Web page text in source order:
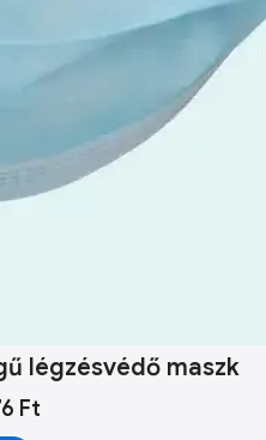
légzésvédő maszk
Ft